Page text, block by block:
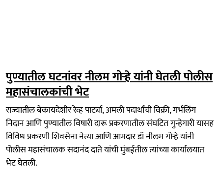
पुण्यातील घटनांवर नीलम गोऱ्हे यांनी घेतली पोलीस
महासंचालकांची भेट
राज्यातील बेकायदेशीर रेव्ह पार्ट्या, अमली पदार्थांची विक्री, गर्भलिंग
निदान आणि पुण्यातील विषारी दारू प्रकरणातील संघटित गुन्हेगारी यासह
विविध प्रकरणी शिवसेना नेत्या आणि आमदार डॉ नीलम गोऱ्हे यांनी
पोलीस महासंचालक सदानंद दाते यांची मुंबईतील त्यांच्या कार्यालयात
भेट घेतली.